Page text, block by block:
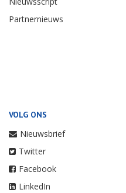
Partnernieuws
VOLG ONS
Nieuwsbrief
Twitter
Facebook
LinkedIn